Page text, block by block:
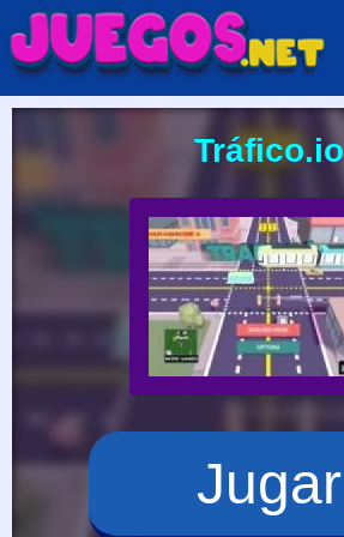
Tráfico.io
Jugar